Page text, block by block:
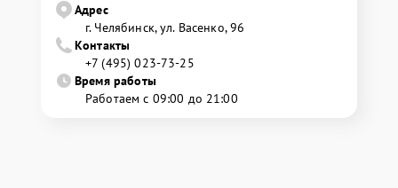
Адрес
г. Челябинск, ул. Васенко, 96
Контакты
+7 (495) 023-73-25
Время работы
Работаем с 09:00 до 21:00